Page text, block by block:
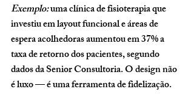
Exemplo: uma clínica de fisioterapia que
investiu em layout funcional e áreas de
espera acolhedoras aumentou em 37% a
taxa de retorno dos pacientes, segundo
dados da Senior Consultoria. O design não
é luxo — é uma ferramenta de fidelização.